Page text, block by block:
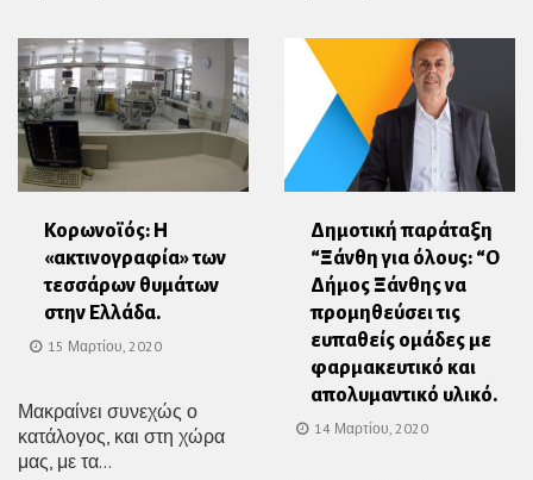
Κορωνοϊός: Η
«ακτινογραφία» των
τεσσάρων θυμάτων
στην Ελλάδα.
15 Μαρτίου, 2020
Μακραίνει συνεχώς ο
κατάλογος, και στη χώρα
μας, με τα...
Δημοτική παράταξη
“Ξάνθη για όλους: “Ο
Δήμος Ξάνθης να
προμηθεύσει τις
ευπαθείς ομάδες με
φαρμακευτικό και
απολυμαντικό υλικό.
14 Μαρτίου, 2020